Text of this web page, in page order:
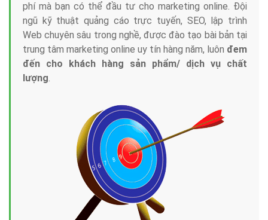
phí mà bạn có thể đầu tư cho marketing online. Đội
ngũ kỹ thuật quảng cáo trực tuyến, SEO, lập trình
Web chuyên sâu trong nghề, được đào tạo bài bản tại
trung tâm marketing online uy tín hàng năm, luôn đem
đến cho khách hàng sản phẩm/ dịch vụ chất
lượng.